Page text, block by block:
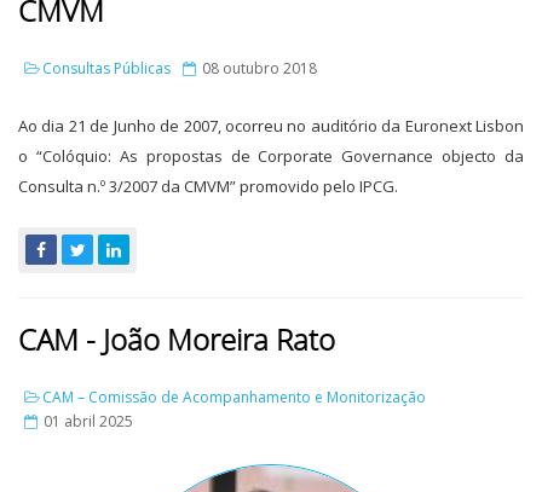
CMVM
Consultas Públicas 08 outubro 2018
Ao dia 21 de Junho de 2007, ocorreu no auditório da Euronext Lisbon
o “Colóquio: As propostas de Corporate Governance objecto da
Consulta n.º 3/2007 da CMVM” promovido pelo IPCG.
CAM - João Moreira Rato
CAM – Comissão de Acompanhamento e Monitorização
01 abril 2025